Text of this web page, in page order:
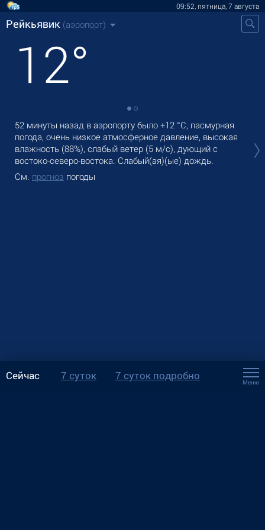
09:52, пятница, 7 августа
Рейкьявик (аэропорт)
12°
52 минуты назад в аэропорту было +12 °C, пасмурная
погода, очень низкое атмосферное давление, высокая
влажность (88%), слабый ветер (5 м/с), дующий с
востоко-северо-востока. Слабый(ая)(ые) дождь.
См. прогноз погоды
Сейчас 7 суток 7 суток подробно
Меню